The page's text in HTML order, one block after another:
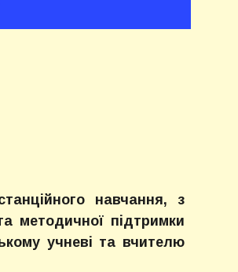
навчання, з
методичної підтримки
учневі та вчителю